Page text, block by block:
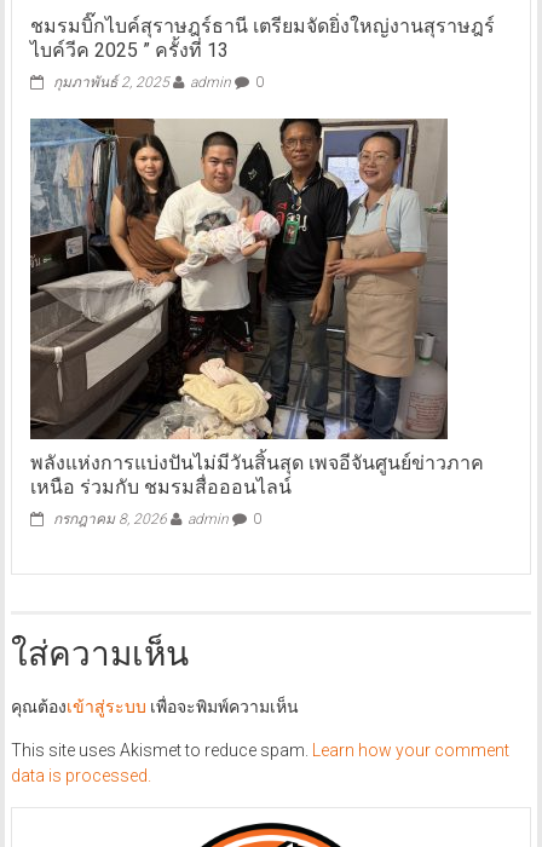
ชมรมบิ๊กไบค์สุราษฎร์ธานี เตรียมจัดยิ่งใหญ่งานสุราษฎร์
ไบค์วีค 2025 ” ครั้งที่ 13
กุมภาพันธ์ 2, 2025 admin 0
พลังแห่งการแบ่งปันไม่มีวันสิ้นสุด เพจอีจันศูนย์ข่าวภาค
เหนือ ร่วมกับ ชมรมสื่อออนไลน์
กรกฎาคม 8, 2026 admin 0
ใส่ความเห็น
คุณต้องเข้าสู่ระบบ เพื่อจะพิมพ์ความเห็น
This site uses Akismet to reduce spam.
Learn how your comment
data is processed.